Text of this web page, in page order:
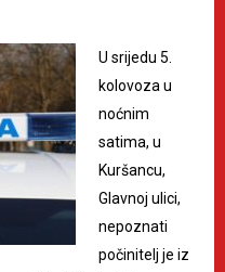
U srijedu 5.
kolovoza u
noćnim
satima, u
Kuršancu,
Glavnoj ulici,
nepoznati
počinitelj je iz